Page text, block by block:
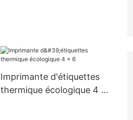
Imprimante d'étiquettes
thermique écologique 4 x